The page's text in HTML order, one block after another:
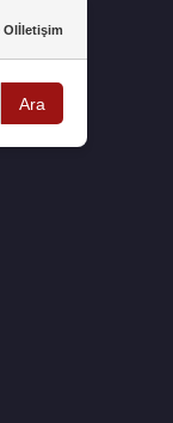
Olİletişim
Ara